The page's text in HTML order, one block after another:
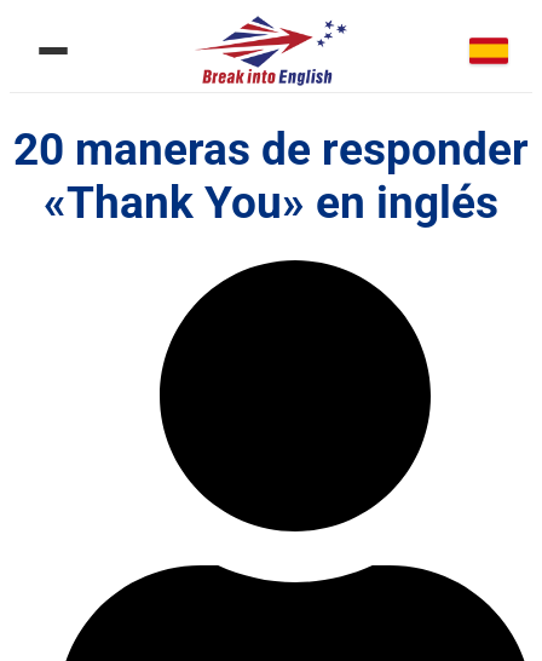
20 maneras de responder
«Thank You» en inglés